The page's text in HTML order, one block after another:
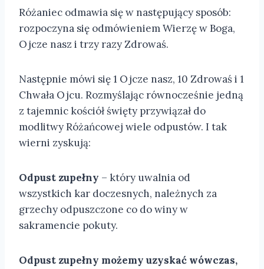
Różaniec odmawia się w następujący sposób:
rozpoczyna się odmówieniem Wierzę w Boga,
Ojcze nasz i trzy razy Zdrowaś.
Następnie mówi się 1 Ojcze nasz, 10 Zdrowaś i 1
Chwała Ojcu. Rozmyślając równocześnie jedną
z tajemnic kościół święty przywiązał do
modlitwy Różańcowej wiele odpustów. I tak
wierni zyskują:
Odpust zupełny – który uwalnia od
wszystkich kar doczesnych, należnych za
grzechy odpuszczone co do winy w
sakramencie pokuty.
Odpust zupełny możemy uzyskać wówczas,